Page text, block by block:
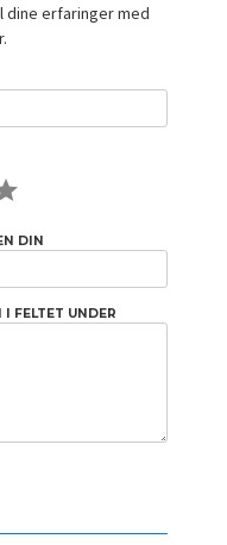
dine erfaringer med
DIN
FELTET UNDER